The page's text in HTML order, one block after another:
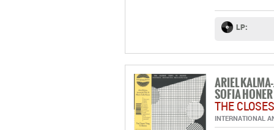
LP:
ARIEL
SOFIA HONER
THE
INTERNATIONAL